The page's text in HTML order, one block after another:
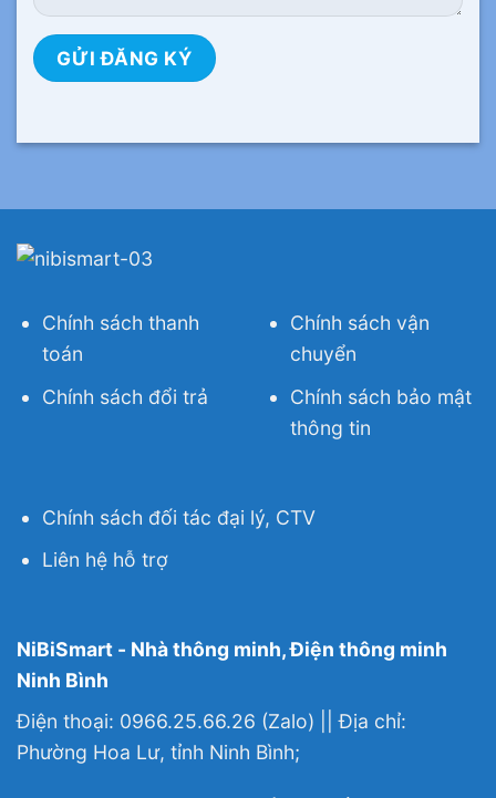
Chính sách thanh
toán
Chính sách đổi trả
Chính sách vận
chuyển
Chính sách bảo mật
thông tin
Chính sách đối tác đại lý, CTV
Liên hệ hỗ trợ
NiBiSmart - Nhà thông minh, Điện thông minh
Ninh Bình
Điện thoại: 0966.25.66.26 (Zalo) || Địa chỉ:
Phường Hoa Lư, tỉnh Ninh Bình;